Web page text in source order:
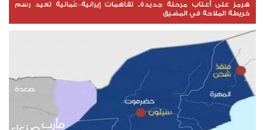
هرمز على أعتاب مرحلة جديدة.. تفاهمات إيرانية–عُمانية تعيد رسم
خريطة الملاحة في المضيق